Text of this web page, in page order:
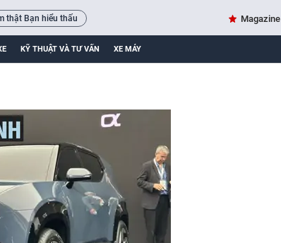
thật Bạn hiểu thấu Magazine
KỸ THUẬT VÀ TƯ VẤN XE MÁY